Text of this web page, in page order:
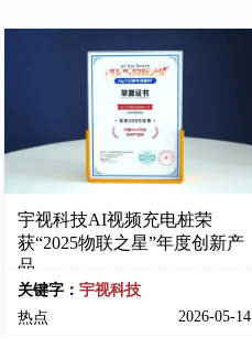
宇视科技AI视频充电桩荣
获“2025物联之星”年度创新产
品
关键字： 宇视科技
热点
2026-05-14